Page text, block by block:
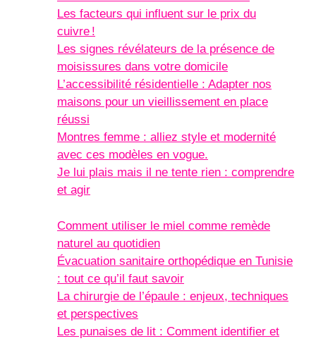
Les facteurs qui influent sur le prix du
cuivre !
Les signes révélateurs de la présence de
moisissures dans votre domicile
L’accessibilité résidentielle : Adapter nos
maisons pour un vieillissement en place
réussi
Montres femme : alliez style et modernité
avec ces modèles en vogue.
Je lui plais mais il ne tente rien : comprendre
et agir
Comment utiliser le miel comme remède
naturel au quotidien
Évacuation sanitaire orthopédique en Tunisie
: tout ce qu’il faut savoir
La chirurgie de l’épaule : enjeux, techniques
et perspectives
Les punaises de lit : Comment identifier et